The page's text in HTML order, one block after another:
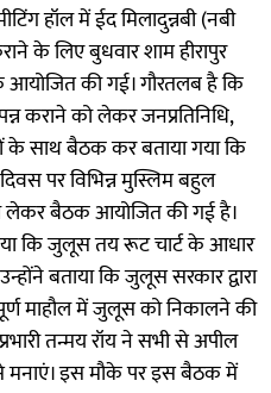
हॉल में ईद मिलादुन्नबी (नबी
के लिए बुधवार शाम हीरापुर
आयोजित की गई। गौरतलब है कि
कराने को लेकर जनप्रतिनिधि,
साथ बैठक कर बताया गया कि
पर विभिन्न मुस्लिम बहुल
बैठक आयोजित की गई है।
कि जुलूस तय रूट चार्ट के आधार
बताया कि जुलूस सरकार द्वारा
माहौल में जुलूस को निकालने की
प्रभारी तन्मय रॉय ने सभी से अपील
मनाएं। इस मौके पर इस बैठक में